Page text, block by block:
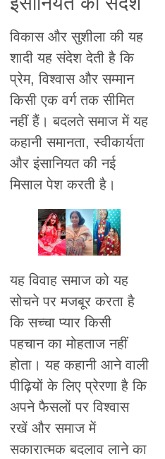
विकास और सुशीला की यह
शादी यह संदेश देती है कि
प्रेम, विश्वास और सम्मान
किसी एक वर्ग तक सीमित
नहीं हैं। बदलते समाज में यह
कहानी समानता, स्वीकार्यता
और इंसानियत की नई
मिसाल पेश करती है।
यह विवाह समाज को यह
सोचने पर मजबूर करता है
कि सच्चा प्यार किसी
पहचान का मोहताज नहीं
होता। यह कहानी आने वाली
पीढ़ियों के लिए प्रेरणा है कि
अपने फैसलों पर विश्वास
रखें और समाज में
सकारात्मक बदलाव लाने का